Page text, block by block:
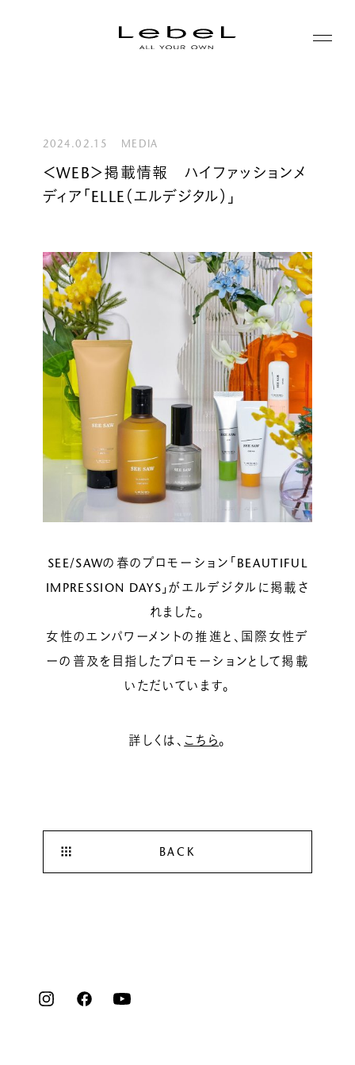
コンセプト
ヒストリー
シリーズ一覧
JOURNAL
LABORATORY
ルベルの研究開発
研究情報
ヘアコラム
SALON LIST
for SALON
2024.02.15 MEDIA
＜WEB＞掲載情報 ハイファッションメ
ディア「ELLE（エルデジタル）」
SEE/SAWの春のプロモーション「BEAUTIFUL
IMPRESSION DAYS」がエルデジタルに掲載さ
れました。
女性のエンパワーメントの推進と、国際女性デ
ーの普及を目指したプロモーションとして掲載
いただいています。
詳しくは、 こちら 。
BACK